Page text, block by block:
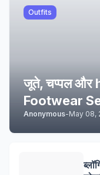
Outfits
जूते, चप्पल और
Footwear
Anonymous-May 08,